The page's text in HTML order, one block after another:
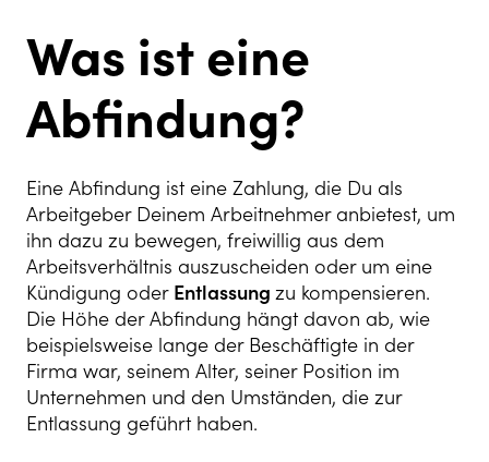
Was ist eine
Abfindung?
Eine Abfindung ist eine Zahlung, die Du als
Arbeitgeber Deinem Arbeitnehmer anbietest, um
ihn dazu zu bewegen, freiwillig aus dem
Arbeitsverhältnis auszuscheiden oder um eine
Kündigung oder Entlassung zu kompensieren.
Die Höhe der Abfindung hängt davon ab, wie
beispielsweise lange der Beschäftigte in der
Firma war, seinem Alter, seiner Position im
Unternehmen und den Umständen, die zur
Entlassung geführt haben.